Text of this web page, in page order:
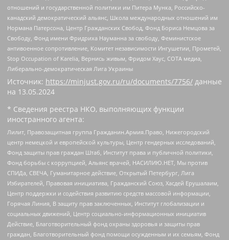
отношений и государственной политики им Питера Мунка, Российско-
канадский демократический альянс, Школа международных отношений им
Нормана Патерсона, Центр Гражданских Свобод, Фонд Бориса Немцова за
Свободу, Фонд имени Фридриха Науманна за свободу, Феминистское
антивоенное сопротивление, Комитет независимости Ингушетии, Прометей,
Stop Occupation of Karelia, Вернись живым, Фридом Хаус, СОТА медиа,
Либерально-демократическая Лига Украины
Источник: https://minjust.gov.ru/ru/documents/7756/ данные
на 13.05.2024
* Сведения реестра НКО, выполняющих функции
иностранного агента:
Лилит, Правозащитная группа Гражданин.Армия.Право, Нижегородский
центр немецкой и европейской культуры, Центр гендерных исследований,
Фонд защиты прав граждан Штаб, Институт права и публичной политики,
Фонд борьбы с коррупцией, Альянс врачей, НАСИЛИЮ.НЕТ, Мы против
СПИДа, СВЕЧА, Гуманитарное действие, Открытый Петербург, Лига
Избирателей, Правовая инициатива, Гражданский Союз, Хасдей Ерушалаим,
Центр поддержки и содействия развитию средств массовой информации,
Горячая Линия, В защиту прав заключенных, Институт глобализации и
социальных движений, Центр социально-информационных инициатив
Действие, Благотворительный фонд охраны здоровья и защиты прав
граждан, Благотворительный фонд помощи осужденным и их семьям, Фонд